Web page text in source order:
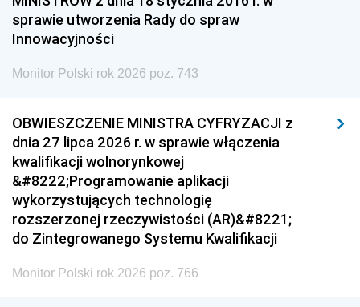
sprawie utworzenia Rady do spraw
Innowacyjności
Monitor Polski rok 2026 poz. 743
OBWIESZCZENIE MINISTRA CYFRYZACJI z
dnia 27 lipca 2026 r. w sprawie włączenia
kwalifikacji wolnorynkowej
&#8222;Programowanie aplikacji
wykorzystujących technologię
rozszerzonej rzeczywistości (AR)&#8221;
do Zintegrowanego Systemu Kwalifikacji
Monitor Polski rok 2026 poz. 766